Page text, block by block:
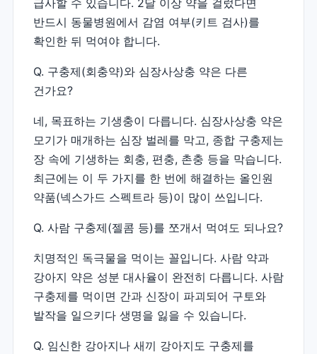
급사할 수 있습니다. 2달 이상 약을 걸렀다면
반드시 동물병원에서 감염 여부(키트 검사)를
확인한 뒤 먹여야 합니다.
Q. 구충제(회충약)와 심장사상충 약은 다른
건가요?
네, 목표하는 기생충이 다릅니다. 심장사상충 약은
모기가 매개하는 심장 벌레를 막고, 종합 구충제는
장 속에 기생하는 회충, 편충, 촌충 등을 막습니다.
최근에는 이 두 가지를 한 번에 해결하는 올인원
약품(넥스가드 스펙트라 등)이 많이 쓰입니다.
Q. 사람 구충제(젤콤 등)를 쪼개서 먹여도 되나요?
치명적인 독극물을 먹이는 꼴입니다. 사람 약과
강아지 약은 성분 대사율이 완전히 다릅니다. 사람
구충제를 먹이면 간과 신장이 파괴되어 구토와
발작을 일으키다 생명을 잃을 수 있습니다.
Q. 임신한 강아지나 새끼 강아지도 구충제를